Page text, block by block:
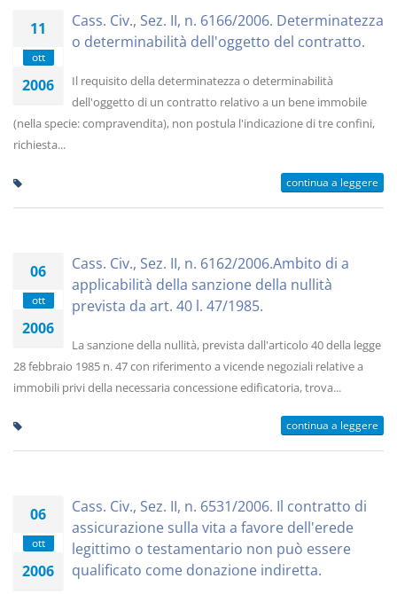
11
ott
2006
Cass. Civ., Sez. II, n. 6166/2006. Determinatezza
o determinabilità dell'oggetto del contratto.
Il requisito della determinatezza o determinabilità
dell'oggetto di un contratto relativo a un bene immobile
(nella specie: compravendita), non postula l'indicazione di tre confini,
richiesta...
continua a leggere
06
ott
2006
Cass. Civ., Sez. II, n. 6162/2006.Ambito di a
applicabilità della sanzione della nullità
prevista da art. 40 l. 47/1985.
La sanzione della nullità, prevista dall'articolo 40 della legge
28 febbraio 1985 n. 47 con riferimento a vicende negoziali relative a
immobili privi della necessaria concessione edificatoria, trova...
continua a leggere
06
ott
2006
Cass. Civ., Sez. II, n. 6531/2006. Il contratto di
assicurazione sulla vita a favore dell'erede
legittimo o testamentario non può essere
qualificato come donazione indiretta.